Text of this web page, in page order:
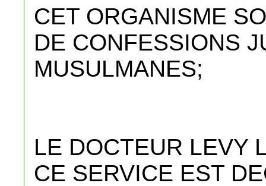
CET ORGANISME
DE CONFESSIONS
MUSULMANES;
LE DOCTEUR LEVY
CE SERVICE EST